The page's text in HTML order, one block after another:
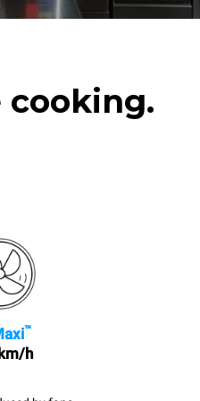
cooking.
™
h